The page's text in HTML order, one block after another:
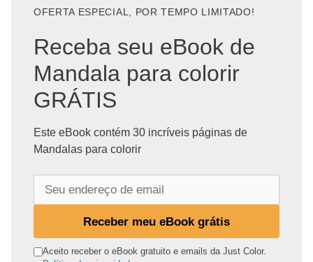
OFERTA ESPECIAL, POR TEMPO LIMITADO!
Receba seu eBook de
Mandala para colorir
GRÁTIS
Este eBook contém 30 incríveis páginas de
Mandalas para colorir
n
Receber meu eBook grátis
Aceito receber o eBook gratuito e emails da Just Color.